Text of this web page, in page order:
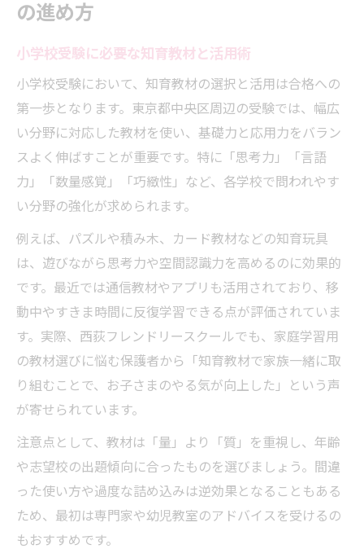
の進め方
小学校受験に必要な知育教材と活用術
小学校受験において、知育教材の選択と活用は合格への
第一歩となります。東京都中央区周辺の受験では、幅広
い分野に対応した教材を使い、基礎力と応用力をバラン
スよく伸ばすことが重要です。特に「思考力」「言語
力」「数量感覚」「巧緻性」など、各学校で問われやす
い分野の強化が求められます。
例えば、パズルや積み木、カード教材などの知育玩具
は、遊びながら思考力や空間認識力を高めるのに効果的
です。最近では通信教材やアプリも活用されており、移
動中やすきま時間に反復学習できる点が評価されていま
す。実際、西荻フレンドリースクールでも、家庭学習用
の教材選びに悩む保護者から「知育教材で家族一緒に取
り組むことで、お子さまのやる気が向上した」という声
が寄せられています。
注意点として、教材は「量」より「質」を重視し、年齢
や志望校の出題傾向に合ったものを選びましょう。間違
った使い方や過度な詰め込みは逆効果となることもある
ため、最初は専門家や幼児教室のアドバイスを受けるの
もおすすめです。